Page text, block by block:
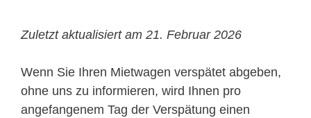
Zuletzt aktualisiert am 21. Februar 2026
Wenn Sie Ihren Mietwagen verspätet abgeben,
ohne uns zu informieren, wird Ihnen pro
angefangenem Tag der Verspätung einen